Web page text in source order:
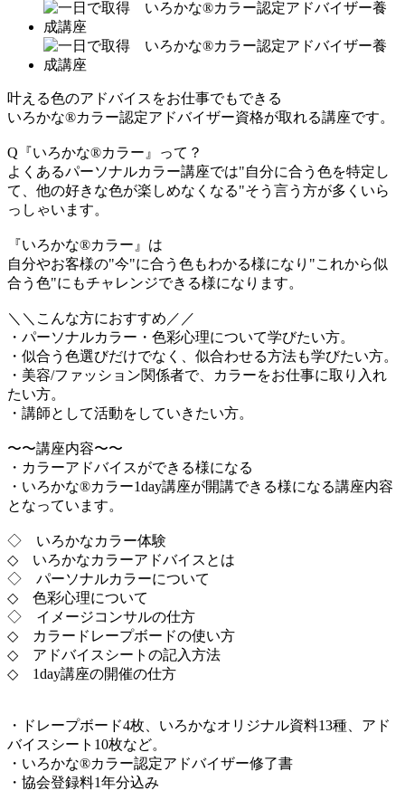
叶える色のアドバイスをお仕事でもできる
いろかな®カラー認定アドバイザー資格が取れる講座です。
Q『いろかな®カラー』って？
よくあるパーソナルカラー講座では"自分に合う色を特定し
て、他の好きな色が楽しめなくなる"そう言う方が多くいら
っしゃいます。
『いろかな®カラー』は
自分やお客様の"今"に合う色もわかる様になり"これから似
合う色"にもチャレンジできる様になります。
＼＼こんな方におすすめ／／
・パーソナルカラー・色彩心理について学びたい方。
・似合う色選びだけでなく、似合わせる方法も学びたい方。
・美容/ファッション関係者で、カラーをお仕事に取り入れ
たい方。
・講師として活動をしていきたい方。
〜〜講座内容〜〜
・カラーアドバイスができる様になる
・いろかな®カラー1day講座が開講できる様になる講座内容
となっています。
◇ いろかなカラー体験
◇ いろかなカラーアドバイスとは
◇ パーソナルカラーについて
◇ 色彩心理について
◇ イメージコンサルの仕方
◇ カラードレープボードの使い方
◇ アドバイスシートの記入方法
◇ 1day講座の開催の仕方
・ドレープボード4枚、いろかなオリジナル資料13種、アド
バイスシート10枚など。
・いろかな®カラー認定アドバイザー修了書
・協会登録料1年分込み